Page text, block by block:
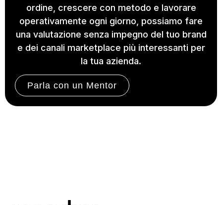
ordine, crescere con metodo e lavorare
operativamente ogni giorno, possiamo fare
una valutazione senza impegno del tuo brand
e dei canali marketplace più interessanti per
la tua azienda.
Parla con un Mentor